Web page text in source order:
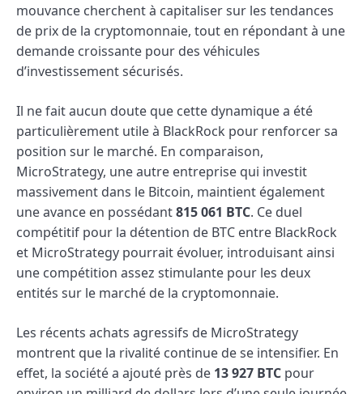
mouvance cherchent à capitaliser sur les tendances
de prix de la cryptomonnaie, tout en répondant à une
demande croissante pour des véhicules
d’investissement sécurisés.
Il ne fait aucun doute que cette dynamique a été
particulièrement utile à BlackRock pour renforcer sa
position sur le marché. En comparaison,
MicroStrategy, une autre entreprise qui investit
massivement dans le Bitcoin, maintient également
une avance en possédant815 061 BTC. Ce duel
compétitif pour la détention de BTC entre BlackRock
et MicroStrategy pourrait évoluer, introduisant ainsi
une compétition assez stimulante pour les deux
entités sur le marché de la cryptomonnaie.
Les récents achats agressifs de MicroStrategy
montrent que la rivalité continue de se intensifier. En
effet, la société a ajouté près de 13 927 BTC pour